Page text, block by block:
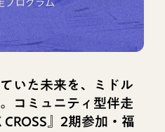
#ゼブラ的投資事例
#事業継承
#考え方
#地域
#Z&C
パクト投資
ーレポート
#事例
いた未来を、ミドル
コミュニティ型伴走
』2期参加・福